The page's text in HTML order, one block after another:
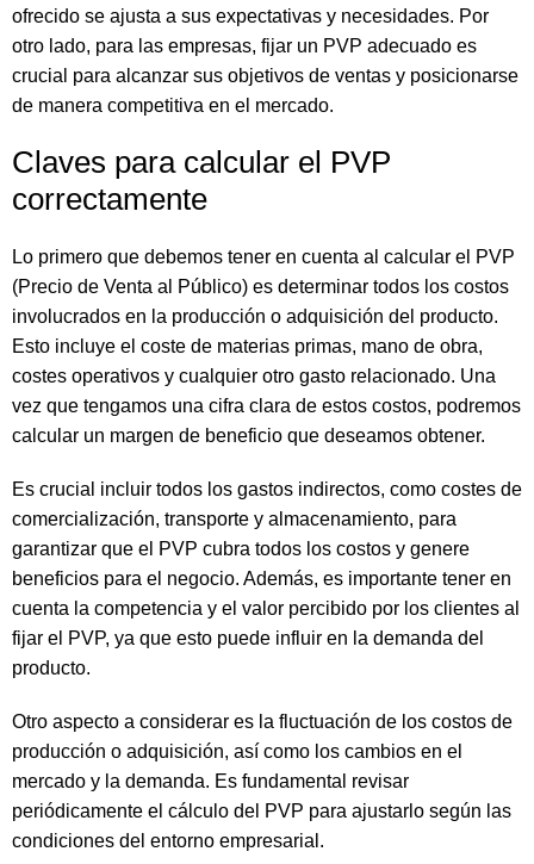
ofrecido se ajusta a sus expectativas y necesidades. Por
otro lado, para las empresas, fijar un PVP adecuado es
crucial para alcanzar sus objetivos de ventas y posicionarse
de manera competitiva en el mercado.
Claves para calcular el PVP
correctamente
Lo primero que debemos tener en cuenta al calcular el PVP
(Precio de Venta al Público) es determinar todos los costos
involucrados en la producción o adquisición del producto.
Esto incluye el coste de materias primas, mano de obra,
costes operativos y cualquier otro gasto relacionado. Una
vez que tengamos una cifra clara de estos costos, podremos
calcular un margen de beneficio que deseamos obtener.
Es crucial incluir todos los gastos indirectos, como costes de
comercialización, transporte y almacenamiento, para
garantizar que el PVP cubra todos los costos y genere
beneficios para el negocio. Además, es importante tener en
cuenta la competencia y el valor percibido por los clientes al
fijar el PVP, ya que esto puede influir en la demanda del
producto.
Otro aspecto a considerar es la fluctuación de los costos de
producción o adquisición, así como los cambios en el
mercado y la demanda. Es fundamental revisar
periódicamente el cálculo del PVP para ajustarlo según las
condiciones del entorno empresarial.